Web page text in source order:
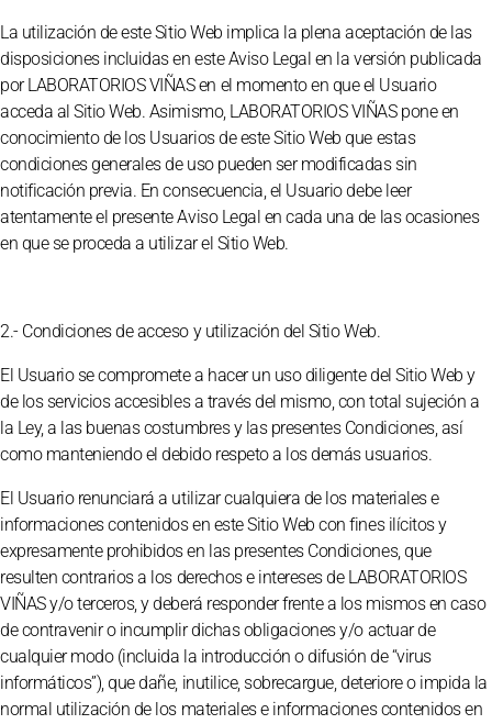
La utilización de este Sitio Web implica la plena aceptación de las
disposiciones incluidas en este Aviso Legal en la versión publicada
por LABORATORIOS VIÑAS en el momento en que el Usuario
acceda al Sitio Web. Asimismo, LABORATORIOS VIÑAS pone en
conocimiento de los Usuarios de este Sitio Web que estas
condiciones generales de uso pueden ser modificadas sin
notificación previa. En consecuencia, el Usuario debe leer
atentamente el presente Aviso Legal en cada una de las ocasiones
en que se proceda a utilizar el Sitio Web.
2.- Condiciones de acceso y utilización del Sitio Web.
El Usuario se compromete a hacer un uso diligente del Sitio Web y
de los servicios accesibles a través del mismo, con total sujeción a
la Ley, a las buenas costumbres y las presentes Condiciones, así
como manteniendo el debido respeto a los demás usuarios.
El Usuario renunciará a utilizar cualquiera de los materiales e
informaciones contenidos en este Sitio Web con fines ilícitos y
expresamente prohibidos en las presentes Condiciones, que
resulten contrarios a los derechos e intereses de LABORATORIOS
VIÑAS y/o terceros, y deberá responder frente a los mismos en caso
de contravenir o incumplir dichas obligaciones y/o actuar de
cualquier modo (incluida la introducción o difusión de “virus
informáticos”), que dañe, inutilice, sobrecargue, deteriore o impida la
normal utilización de los materiales e informaciones contenidos en